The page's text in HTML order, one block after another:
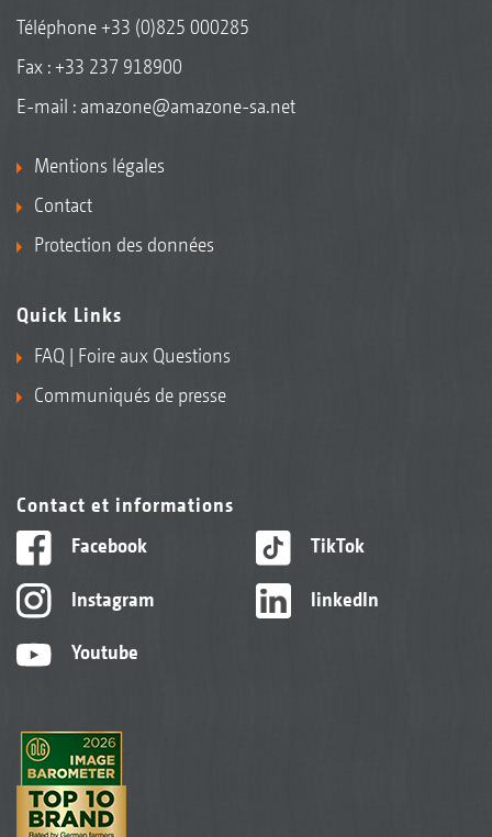
Téléphone+33 (0)825 000285
Fax : +33 237 918900
E-mail : amazone@amazone-sa.net
Mentions légales
Contact
Protection des données
Quick Links
FAQ | Foire aux Questions
Communiqués de presse
Contact et informations
Facebook
Instagram
Youtube
TikTok
linkedIn